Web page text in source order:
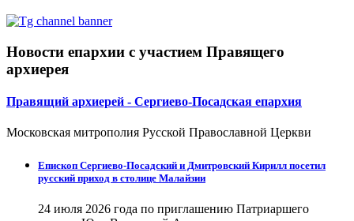
Новости епархии с участием Правящего
архиерея
Правящий архиерей - Сергиево-Посадская епархия
Московская митрополия Русской Православной Церкви
Епископ Сергиево-Посадский и Дмитровский Кирилл посетил
русский приход в столице Малайзии
24 июля 2026 года по приглашению Патриаршего